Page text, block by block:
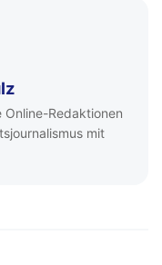
Redaktionen
mit